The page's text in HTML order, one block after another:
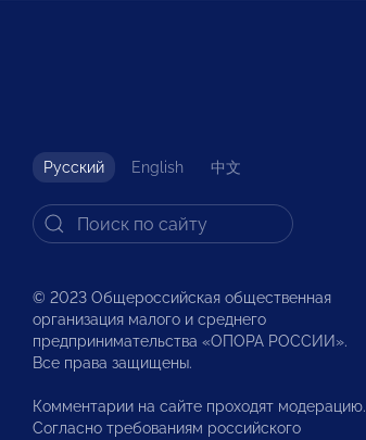
Русский English 中文
© 2023 Общероссийская общественная
организация малого и среднего
предпринимательства «ОПОРА РОССИИ».
Все права защищены.
Комментарии на сайте проходят модерацию.
Согласно требованиям российского